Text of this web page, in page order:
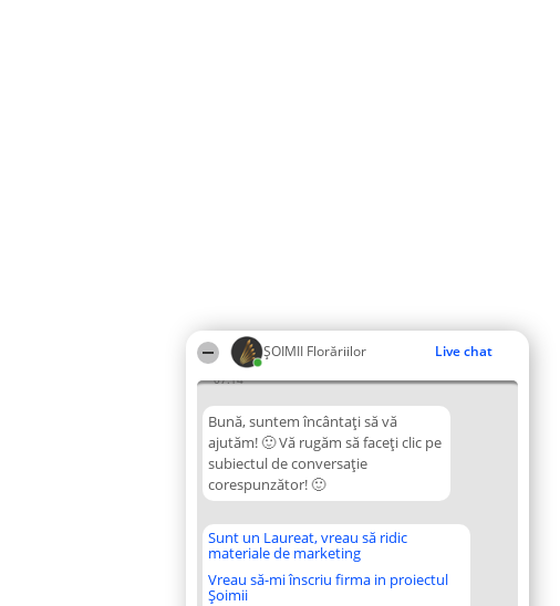
ȘOIMII Florăriilor Live chat
07:14
Bună, suntem încântați să vă
ajutăm! 🙂 Vă rugăm să faceți clic pe
subiectul de conversație
corespunzător! 🙂
Sunt un Laureat, vreau să ridic
materiale de marketing
Vreau să-mi înscriu firma in proiectul
Șoimii